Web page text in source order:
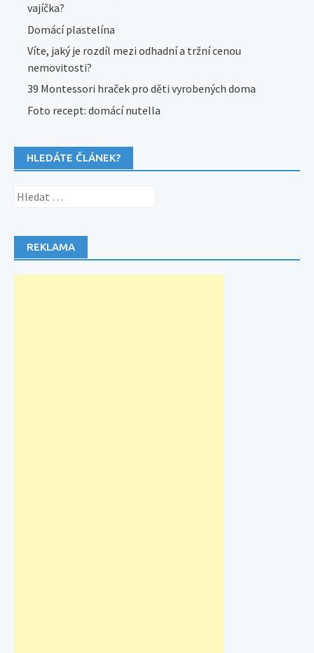
vajíčka?
Domácí plastelína
Víte, jaký je rozdíl mezi odhadní a tržní cenou
nemovitosti?
39 Montessori hraček pro děti vyrobených doma
Foto recept: domácí nutella
HLEDÁTE ČLÁNEK?
Vyhledávání
REKLAMA